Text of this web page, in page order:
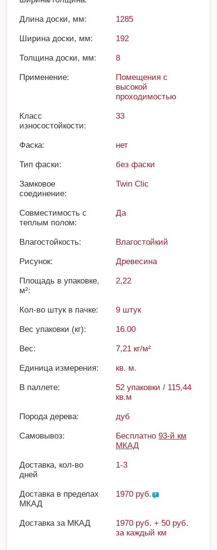
Длина доски, мм: 1285
Ширина доски, мм: 192
Толщина доски, мм: 8
Применение:
Помещения с
высокой
проходимостью
Класс
износостойкости:
33
Фаска: нет
Тип фаски: без фаски
Замковое
соединение:
Twin Clic
Совместимость с
теплым полом:
Да
Влагостойкость: Влагостойкий
Рисунок: Древесина
Площадь в упаковке,
м²:
2,22
Кол-во штук в пачке: 9 штук
Вес упаковки (кг): 16.00
Вес: 7,21 кг/м²
Единица измерения: кв. м.
В паллете:
52 упаковки / 115,44
кв.м
Порода дерева: дуб
Самовывоз: Бесплатно 93-й км
МКАД
Доставка, кол-во
дней
1-3
Доставка в пределах
МКАД
1970 руб.
Доставка за МКАД
1970 руб. + 50 руб.
за каждый км